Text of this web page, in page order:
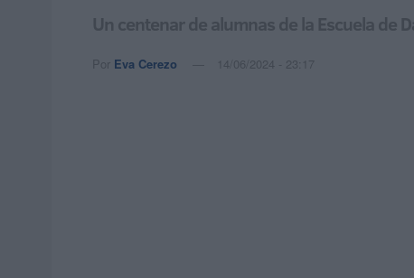
Un centenar de alumnas de la Escuela de
Por Eva Cerezo 14/06/2024 - 23:17